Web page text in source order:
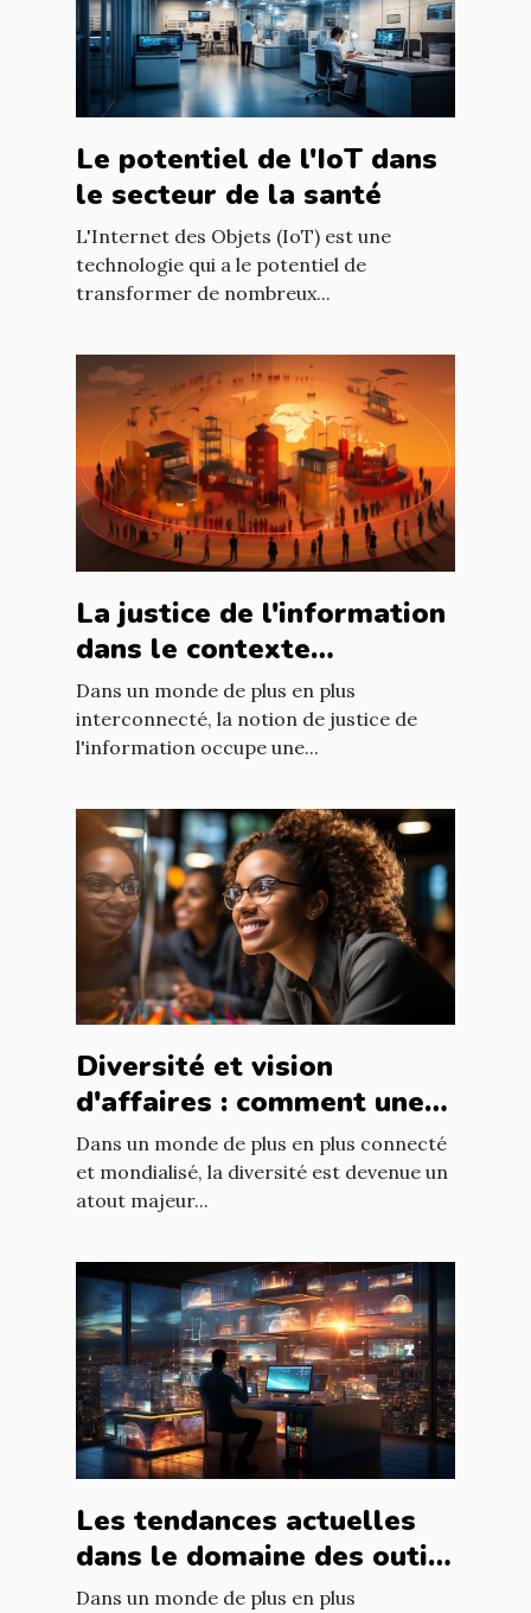
Le potentiel de l'IoT dans
le secteur de la santé
L'Internet des Objets (IoT) est une
technologie qui a le potentiel de
transformer de nombreux...
La justice de l'information
dans le contexte
international : enjeux et
défis
Dans un monde de plus en plus
interconnecté, la notion de justice de
l'information occupe une...
Diversité et vision
d'affaires : comment une
équipe diversifiée peut
stimuler l'innovation
Dans un monde de plus en plus connecté
et mondialisé, la diversité est devenue un
atout majeur...
Les tendances actuelles
dans le domaine des outils
et services numériques
Dans un monde de plus en plus